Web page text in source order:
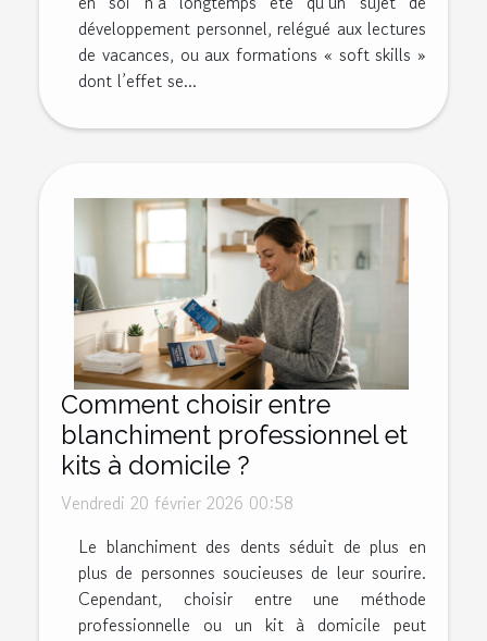
développement personnel, relégué aux lectures
de vacances, ou aux formations « soft skills »
dont l’effet se...
Comment choisir entre
blanchiment professionnel et
kits à domicile ?
Vendredi 20 février 2026 00:58
Le blanchiment des dents séduit de plus en
plus de personnes soucieuses de leur sourire.
Cependant, choisir entre une méthode
professionnelle ou un kit à domicile peut